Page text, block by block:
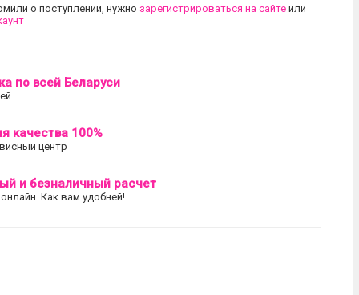
о поступлении, нужно зарегистрироваться на сайтеили
по всей Беларуси
качества 100%
центр
и безналичный расчет
Как вам удобней!